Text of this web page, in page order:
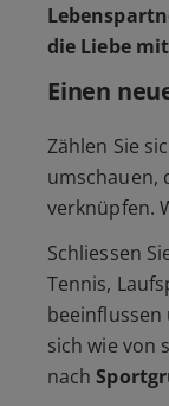
die Liebe
Einen
Zählen Sie
umschauen,
verknüpfen.
Schliessen
Tennis,
sich wie von
nach